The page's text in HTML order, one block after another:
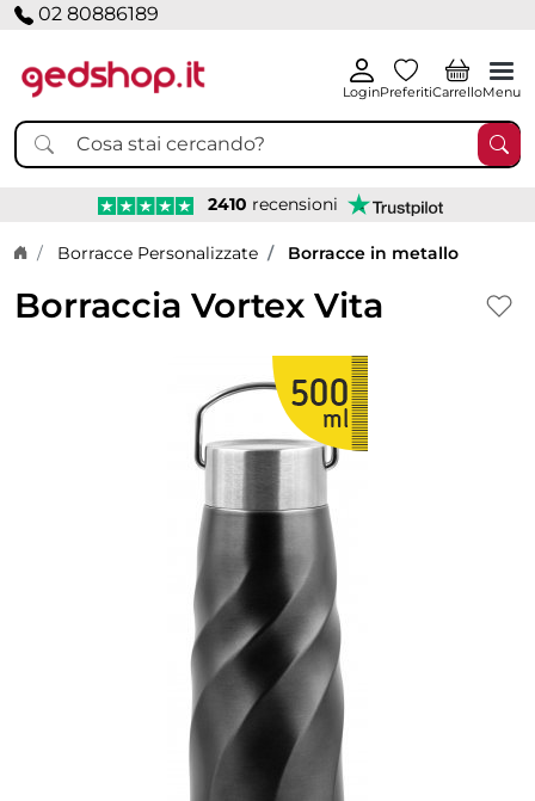
02 80886189
LoginPreferitiCarrelloMenu
2410 recensioni
Home page
Borracce Personalizzate Borracce in metallo
Borraccia Vortex Vita